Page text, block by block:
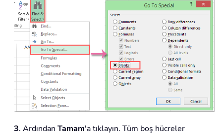
3. Ardından Tamam'a tıklayın. Tüm boş hücreler